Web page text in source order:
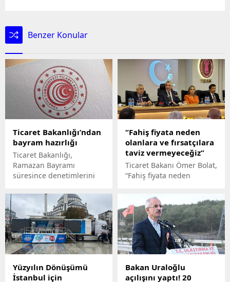
Benzer Konular
Ticaret Bakanlığı’ndan
bayram hazırlığı
Ticaret Bakanlığı,
Ramazan Bayramı
süresince denetimlerini
sürdürdüğünü açıkladı.
“Fahiş fiyata neden
olanlara ve fırsatçılara
taviz vermeyeceğiz”
Ticaret Bakanı Ömer Bolat,
“Fahiş fiyata neden
taviz vermeyeceğiz” dedi.
Yüzyılın Dönüşümü
İstanbul için
Bakan Uraloğlu
açılışını yaptı! 20